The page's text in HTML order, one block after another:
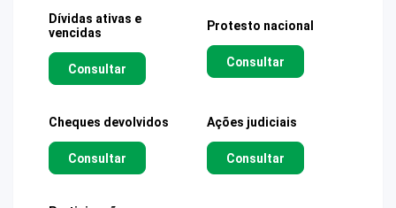
Dívidas ativas e
vencidas
Consultar
Protesto nacional
Consultar
Cheques devolvidos
Consultar
Ações judiciais
Consultar